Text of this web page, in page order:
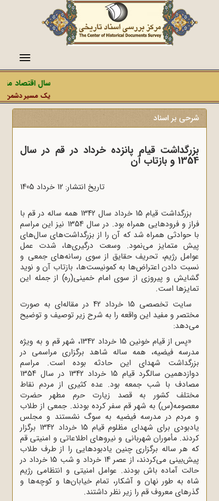
سال اقتصاد مقاومتی
یک مسیر دشمن، عملیات
بر اسناد
قیام پانزده خرداد در قم در سال
تاریخ انتشار: 12 خرداد 1405
بزرگداشت قیام 15 خرداد سال 1342 همه ساله در قم با
فراز و فرودهایی همراه بود. در سال 1354 نیز این مراسم
حوادثی همراه شد که آن را از بزرگداشت‌های سال‌های
متمایز می‌نمود. وسعت درگیری‌ها، شدت عمل
رژیم، تحریف حقایق از سوی رسانه‌های جمعی و
دادن اعتراض‌ها به کمونیست‌ها، بازتاب آن و نوید
و پیروزی از سوی امام خمینی(ره) از جمله این
است.
سایت تخصصی 15 خرداد 42 در مقاله‌ای به صورت
و مفید این واقعه را به شرح زیر توصیف و توضیح
«پس از قیام خونین 15 خرداد 1342، شهر قم و به ویژه
فیضیه، همه ساله شاهد برگزاری مراسمی در
شهدای این حادثه بوده است. مراسم
دوازدهمین سالگرد قیام 15 خرداد 1342 در سال 1354
با شب جمعه بود. عده کثیری از مردم نقاط
کشور به قصد زیارت حرم مطهر حضرت
به شهر قم سفر کرده بودند. جمعی از طلاب
مردم در مدرسه‌ فیضیه به سوگ نشستند و مجلس
یادبودی برای شهدای مظلوم قیام 15 خرداد 1342 برگزار
مأموران شهربانی و نیروهای اطلاعاتی و امنیتی قم
هر ساله برگزاری چنین یادبودهایی را از طرف طلاب
پیش‌بینی می‌کردند، از عصر 14 خرداد و شب 15 خرداد در
آماده باش بودند. عوامل امنیتی و انتظامی رژیم
به ‌طور نهان و آشکار، تمام خیابان‌ها و کوچه‌ها و
معروف قم را زیر نظر داشتند.